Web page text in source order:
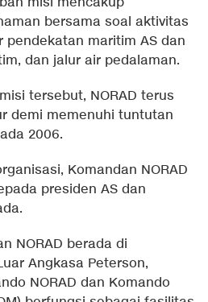
bersama soal aktivitas
pendekatan maritim AS dan
dan jalur air pedalaman.
tersebut, NORAD terus
demi memenuhi tuntutan
2006.
Komandan NORAD
presiden AS dan
NORAD berada di
Angkasa Peterson,
NORAD dan Komando